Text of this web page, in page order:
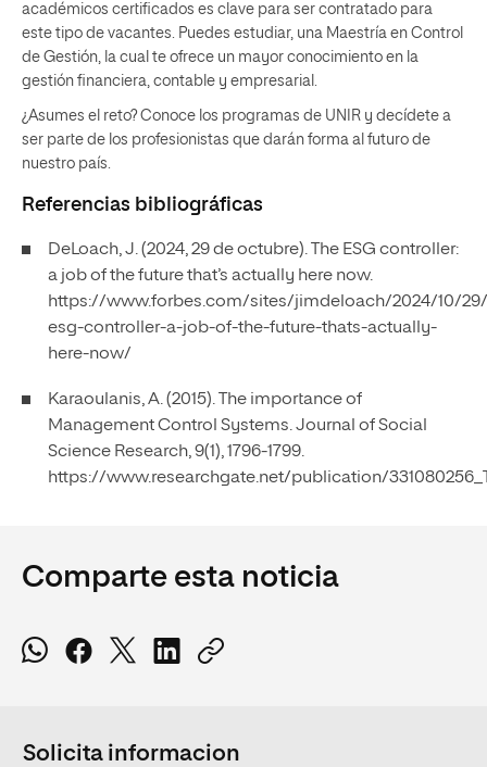
académicos certificados es clave para ser contratado para
este tipo de vacantes. Puedes estudiar, una Maestría en Control
de Gestión, la cual te ofrece un mayor conocimiento en la
gestión financiera, contable y empresarial.
¿Asumes el reto? Conoce los programas de UNIR y decídete a
ser parte de los profesionistas que darán forma al futuro de
nuestro país.
Referencias bibliográficas
DeLoach, J. (2024, 29 de octubre). The ESG controller:
a job of the future that’s actually here now.
https://www.forbes.com/sites/jimdeloach/2024/10/
esg-controller-a-job-of-the-future-thats-actually-
here-now/
Karaoulanis, A. (2015). The importance of
Management Control Systems. Journal of Social
Science Research, 9(1), 1796-1799.
https://www.researchgate.net/publication/
Comparte esta noticia
Solicita informacion